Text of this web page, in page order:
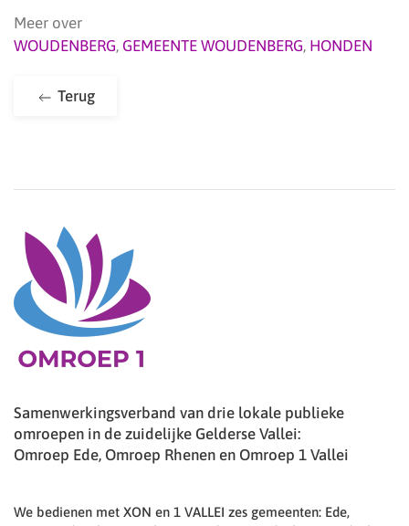
Meer over
WOUDENBERG, GEMEENTE WOUDENBERG, HONDEN
Terug
Samenwerkingsverband van drie lokale publieke
omroepen in de zuidelijke Gelderse Vallei:
Omroep Ede, Omroep Rhenen en Omroep 1 Vallei
We bedienen met XON en 1 VALLEI zes gemeenten: Ede,